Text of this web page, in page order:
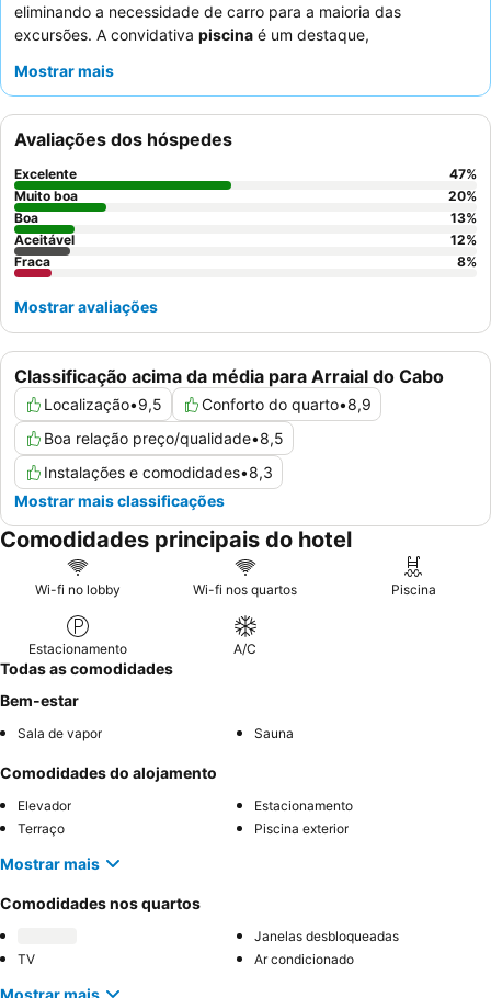
eliminando a necessidade de carro para a maioria das
excursões. A convidativa piscina é um destaque,
atividades. Os hóspedes elogiam consistentemente os
equipa de receção bem treinada. Para uma experiência
verdadeiramente imersiva, considere reservar um apartamento
com vista "pé na areia".
Mostrar mais
Classificação acima da média para Arraial do Cabo
Localização•9,5 Conforto do quarto•8,9
Boa relação preço/qualidade•8,5
Instalações e comodidades•8,3
Mostrar mais classificações
Avaliações dos hóspedes
Excelente 47%
Muito boa
20%
Boa
13%
Aceitável
12%
Fraca
8%
Mostrar avaliações
Comodidades principais do hotel
Wi-fi no lobby Wi-fi nos quartos Piscina
Estacionamento A/C
Todas as comodidades
Bem-estar
Sala de vapor Sauna
Comodidades do alojamento
Elevador
Estacionamento
Terraço
Piscina exterior
Mostrar mais
Comodidades nos quartos
Janelas desbloqueadas
TV
Ar condicionado
Mostrar mais